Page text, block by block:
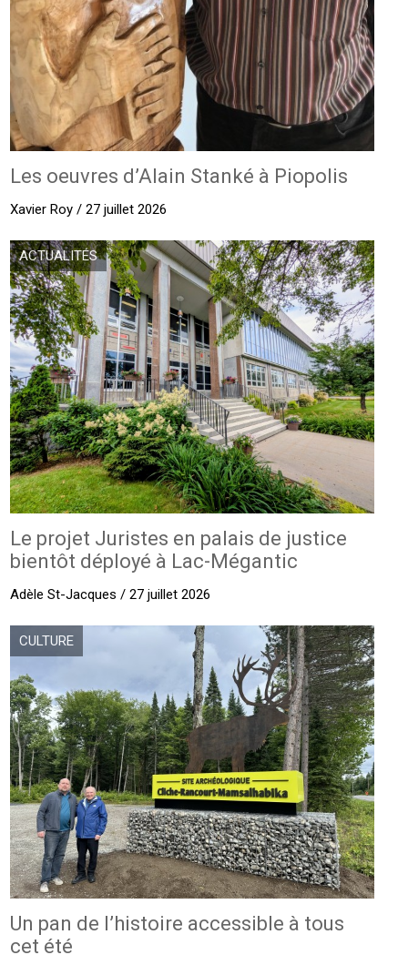
Les oeuvres d’Alain Stanké à Piopolis
Xavier Roy / 27 juillet 2026
ACTUALITÉS
Le projet Juristes en palais de justice
bientôt déployé à Lac-Mégantic
Adèle St-Jacques / 27 juillet 2026
CULTURE
Un pan de l’histoire accessible à tous
cet été